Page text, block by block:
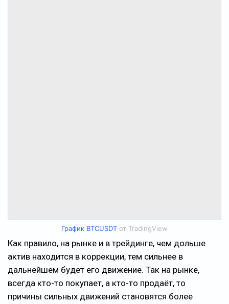
График BTCUSDT от TradingView
Как правило, на рынке и в трейдинге, чем дольше
актив находится в коррекции, тем сильнее в
дальнейшем будет его движение. Так на рынке,
всегда кто-то покупает, а кто-то продаёт, то
причины сильных движений становятся более